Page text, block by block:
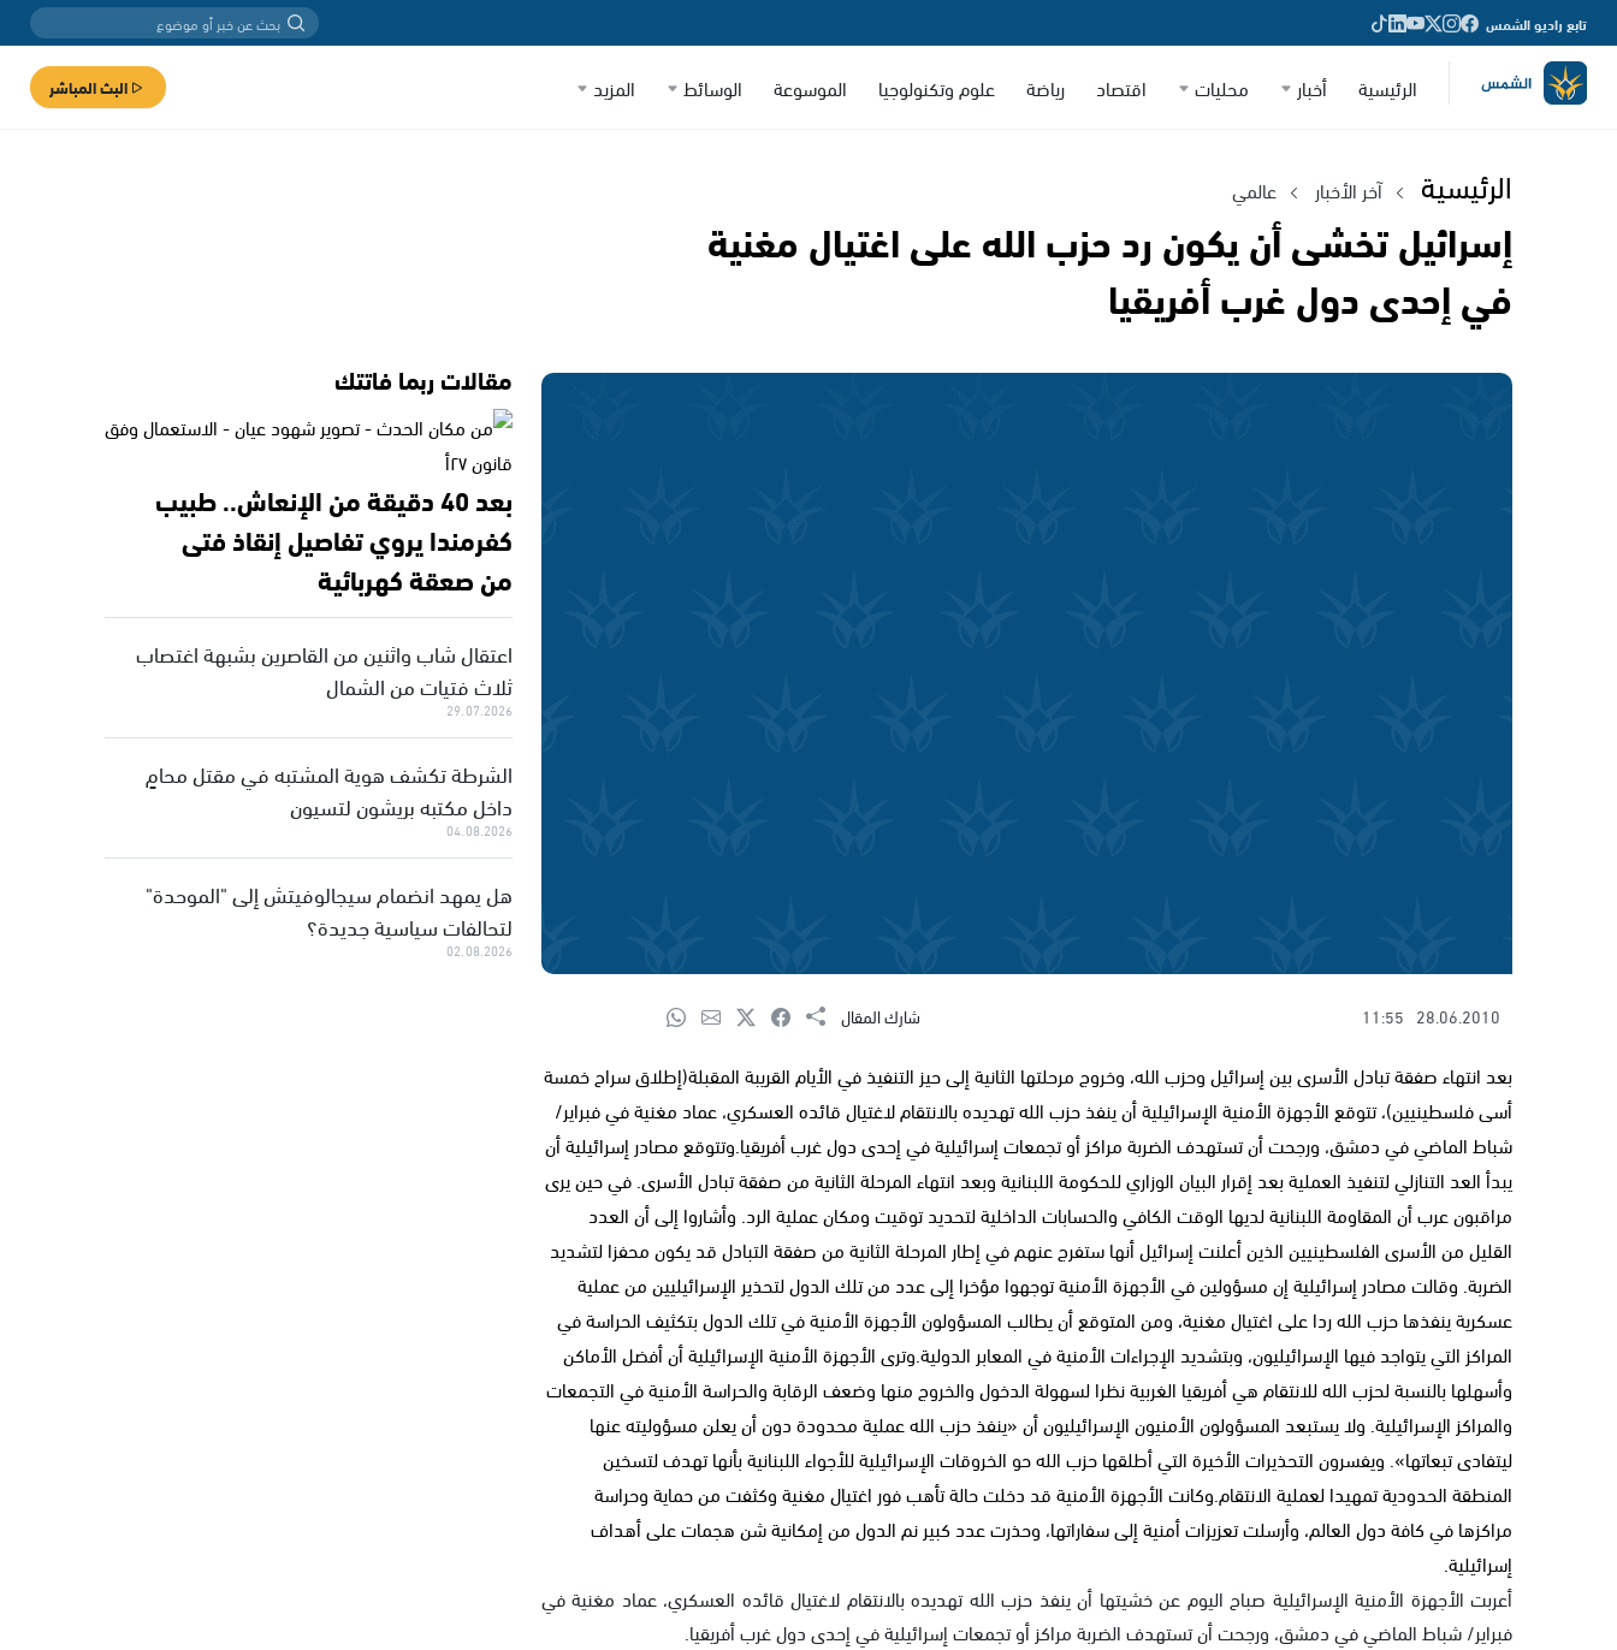
تابع راديو الشمس
الرئيسية أخبار محليات اقتصاد رياضة علوم وتكنولوجيا الموسوعة الوسائط المزيد البث المباشر
الرئيسية آخر الأخبار عالمي
إسرائيل تخشى أن يكون رد حزب الله على اغتيال مغنية
في إحدى دول غرب أفريقيا
28.06.2010
11:55 شارك المقال
بعد انتهاء صفقة تبادل الأسرى بين إسرائيل وحزب الله، وخروج مرحلتها الثانية إلى حيز التنفيذ في الأيام القريبة المقبلة(إطلاق سراح خمسة
أسى فلسطينيين)، تتوقع الأجهزة الأمنية الإسرائيلية أن ينفذ حزب الله تهديده بالانتقام لاغتيال قائده العسكري، عماد مغنية في فبراير/
شباط الماضي في دمشق، ورجحت أن تستهدف الضربة مراكز أو تجمعات إسرائيلية في إحدى دول غرب أفريقيا.وتتوقع مصادر إسرائيلية أن
يبدأ العد التنازلي لتنفيذ العملية بعد إقرار البيان الوزاري للحكومة اللبنانية وبعد انتهاء المرحلة الثانية من صفقة تبادل الأسرى. في حين يرى
مراقبون عرب أن المقاومة اللبنانية لديها الوقت الكافي والحسابات الداخلية لتحديد توقيت ومكان عملية الرد. وأشاروا إلى أن العدد
القليل من الأسرى الفلسطينيين الذين أعلنت إسرائيل أنها ستفرج عنهم في إطار المرحلة الثانية من صفقة التبادل قد يكون محفزا لتشديد
الضربة. وقالت مصادر إسرائيلية إن مسؤولين في الأجهزة الأمنية توجهوا مؤخرا إلى عدد من تلك الدول لتحذير الإسرائيليين من عملية
عسكرية ينفذها حزب الله ردا على اغتيال مغنية، ومن المتوقع أن يطالب المسؤولون الأجهزة الأمنية في تلك الدول بتكثيف الحراسة في
المراكز التي يتواجد فيها الإسرائيليون، وبتشديد الإجراءات الأمنية في المعابر الدولية.وترى الأجهزة الأمنية الإسرائيلية أن أفضل الأماكن
وأسهلها بالنسبة لحزب الله للانتقام هي أفريقيا الغربية نظرا لسهولة الدخول والخروج منها وضعف الرقابة والحراسة الأمنية في التجمعات
والمراكز الإسرائيلية. ولا يستبعد المسؤولون الأمنيون الإسرائيليون أن «ينفذ حزب الله عملية محدودة دون أن يعلن مسؤوليته عنها
ليتفادى تبعاتها». ويفسرون التحذيرات الأخيرة التي أطلقها حزب الله حو الخروقات الإسرائيلية للأجواء اللبنانية بأنها تهدف لتسخين
المنطقة الحدودية تمهيدا لعملية الانتقام.وكانت الأجهزة الأمنية قد دخلت حالة تأهب فور اغتيال مغنية وكثفت من حماية وحراسة
مراكزها في كافة دول العالم، وأرسلت تعزيزات أمنية إلى سفاراتها، وحذرت عدد كبير نم الدول من إمكانية شن هجمات على أهداف
إسرائيلية.
أعربت الأجهزة الأمنية الإسرائيلية صباح اليوم عن خشيتها أن ينفذ حزب الله تهديده بالانتقام لاغتيال قائده العسكري، عماد مغنية في
فبراير/ شباط الماضي في دمشق، ورجحت أن تستهدف الضربة مراكز أو تجمعات إسرائيلية في إحدى دول غرب أفريقيا.
مقالات ربما فاتتك
بعد 40 دقيقة من الإنعاش.. طبيب
كفرمندا يروي تفاصيل إنقاذ فتى
من صعقة كهربائية
اعتقال شاب واثنين من القاصرين بشبهة اغتصاب
ثلاث فتيات من الشمال
29.07.2026
الشرطة تكشف هوية المشتبه في مقتل محامٍ
داخل مكتبه بريشون لتسيون
04.08.2026
هل يمهد انضمام سيجالوفيتش إلى "الموحدة"
لتحالفات سياسية جديدة؟
02.08.2026